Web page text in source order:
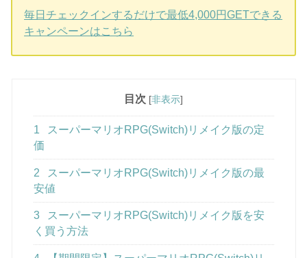
毎日チェックインするだけで最低4,000円GETできる
キャンペーンはこちら
目次 [非表示]
1
スーパーマリオRPG(Switch)リメイク版の定
価
2
スーパーマリオRPG(Switch)リメイク版の最
安値
3
スーパーマリオRPG(Switch)リメイク版を安
く買う方法